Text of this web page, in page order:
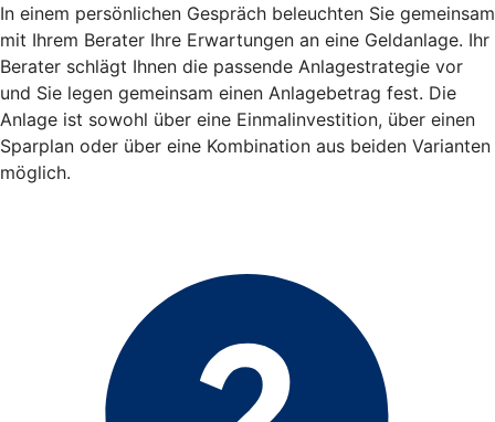
In einem persönlichen Gespräch beleuchten Sie gemeinsam
mit Ihrem Berater Ihre Erwartungen an eine Geldanlage. Ihr
Berater schlägt Ihnen die passende Anlagestrategie vor
und Sie legen gemeinsam einen Anlagebetrag fest. Die
Anlage ist sowohl über eine Einmalinvestition, über einen
Sparplan oder über eine Kombination aus beiden Varianten
möglich.